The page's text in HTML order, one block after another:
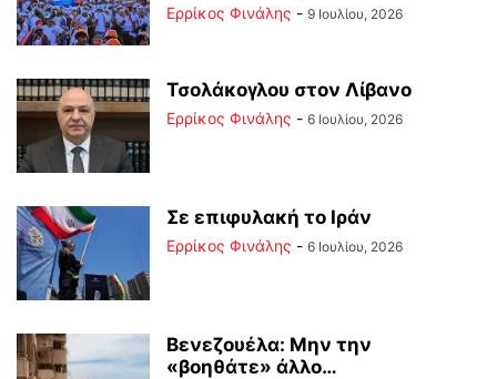
Ερρίκος Φινάλης - 9 Ιουλίου, 2026
Τσολάκογλου στον Λίβανο
Ερρίκος Φινάλης - 6 Ιουλίου, 2026
Σε επιφυλακή το Ιράν
Ερρίκος Φινάλης - 6 Ιουλίου, 2026
Βενεζουέλα: Μην την
«βοηθάτε» άλλο…